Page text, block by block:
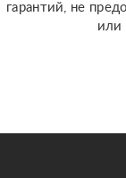
гарантий, не
или